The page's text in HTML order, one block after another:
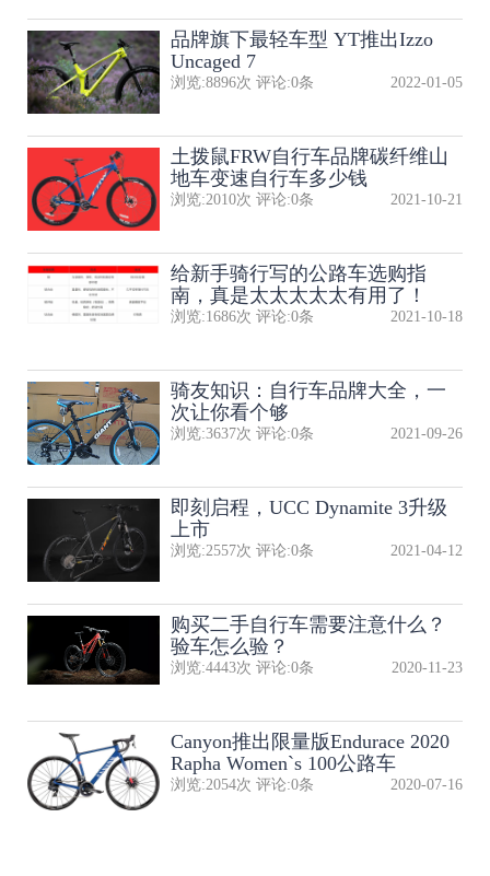
品牌旗下最轻车型 YT推出Izzo
Uncaged 7
浏览:8896次 评论:0条 2022-01-05
土拨鼠FRW自行车品牌碳纤维山
地车变速自行车多少钱
浏览:2010次 评论:0条 2021-10-21
给新手骑行写的公路车选购指
南，真是太太太太太有用了！
浏览:1686次 评论:0条 2021-10-18
骑友知识：自行车品牌大全，一
次让你看个够
浏览:3637次 评论:0条 2021-09-26
即刻启程，UCC Dynamite 3升级
上市
浏览:2557次 评论:0条 2021-04-12
购买二手自行车需要注意什么？
验车怎么验？
浏览:4443次 评论:0条 2020-11-23
Canyon推出限量版Endurace 2020
Rapha Women`s 100公路车
浏览:2054次 评论:0条 2020-07-16